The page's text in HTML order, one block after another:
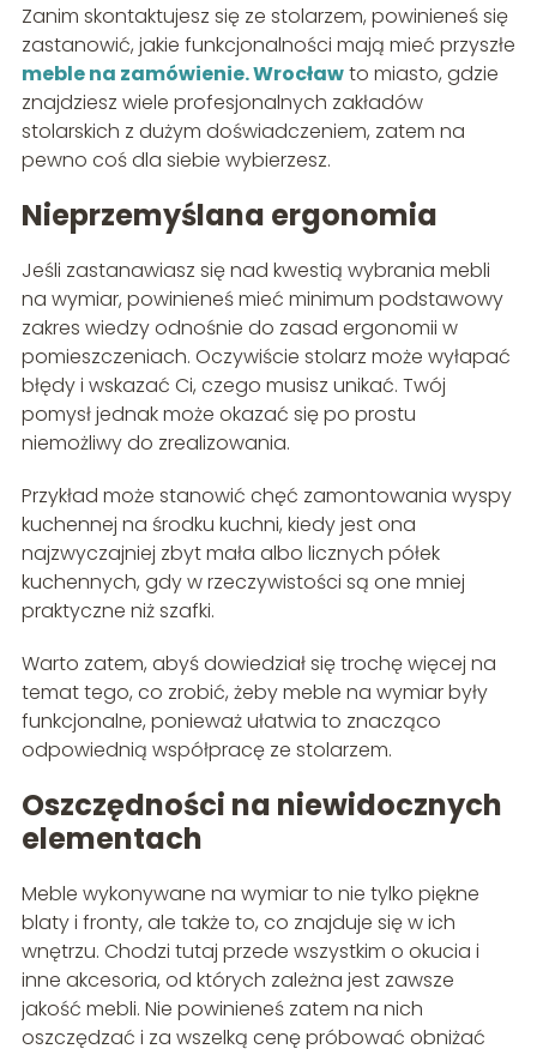
Zanim skontaktujesz się ze stolarzem, powinieneś się
zastanowić, jakie funkcjonalności mają mieć przyszłe
meble na zamówienie. Wrocławto miasto, gdzie
znajdziesz wiele profesjonalnych zakładów
stolarskich z dużym doświadczeniem, zatem na
pewno coś dla siebie wybierzesz.
Nieprzemyślana ergonomia
Jeśli zastanawiasz się nad kwestią wybrania mebli
na wymiar, powinieneś mieć minimum podstawowy
zakres wiedzy odnośnie do zasad ergonomii w
pomieszczeniach. Oczywiście stolarz może wyłapać
błędy i wskazać Ci, czego musisz unikać. Twój
pomysł jednak może okazać się po prostu
niemożliwy do zrealizowania.
Przykład może stanowić chęć zamontowania wyspy
kuchennej na środku kuchni, kiedy jest ona
najzwyczajniej zbyt mała albo licznych półek
kuchennych, gdy w rzeczywistości są one mniej
praktyczne niż szafki.
Warto zatem, abyś dowiedział się trochę więcej na
temat tego, co zrobić, żeby meble na wymiar były
funkcjonalne, ponieważ ułatwia to znacząco
odpowiednią współpracę ze stolarzem.
Oszczędności na niewidocznych
elementach
Meble wykonywane na wymiar to nie tylko piękne
blaty i fronty, ale także to, co znajduje się w ich
wnętrzu. Chodzi tutaj przede wszystkim o okucia i
inne akcesoria, od których zależna jest zawsze
jakość mebli. Nie powinieneś zatem na nich
oszczędzać i za wszelką cenę próbować obniżać